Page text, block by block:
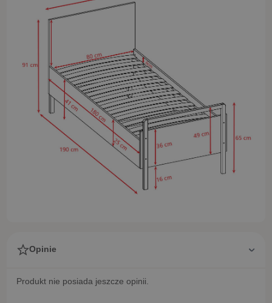
Opinie
Produkt nie posiada jeszcze opinii.